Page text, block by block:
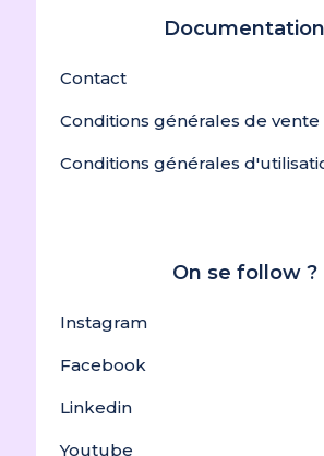
Documentation
Contact
Conditions générales de vente
Conditions générales
On se follow ?
Instagram
Facebook
Linkedin
Youtube